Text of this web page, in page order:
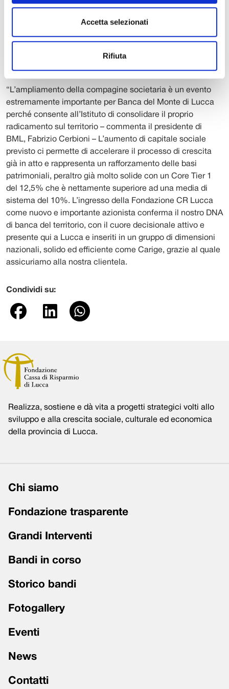
Accetta selezionati
Rifiuta
Monte di Lucca ha sempre garantito alla Banca. La
territorialità è, specie in momento come questo, elemento
che gli utili della Banca (almeno il 40% di essi, ma non
solo) tornano al territorio, a soddisfare i bisogni delle
comunità locali”.
“L’ampliamento della compagine societaria è un evento
estremamente importante per Banca del Monte di Lucca
perché consente all’Istituto di consolidare il proprio
radicamento sul territorio – commenta il presidente di
BML, Fabrizio Cerbioni – L’aumento di capitale sociale
previsto ci permette di accelerare il processo di crescita
già in atto e rappresenta un rafforzamento delle basi
patrimoniali, peraltro già molto solide con un Core Tier 1
del 12,5% che è nettamente superiore ad una media di
sistema del 10%. L’ingresso della Fondazione CR Lucca
come nuovo e importante azionista conferma il nostro DNA
di banca del territorio, con il cuore decisionale attivo e
presente qui a Lucca e inseriti in un gruppo di dimensioni
nazionali, solido ed efficiente come Carige, grazie al quale
assicuriamo alla nostra clientela.
Condividi su:
Realizza, sostiene e dà vita a progetti strategici volti allo
sviluppo e alla crescita sociale, culturale ed economica
della provincia di Lucca.
Chi siamo
Fondazione trasparente
Grandi Interventi
Bandi in corso
Storico bandi
Fotogallery
Eventi
News
Contatti